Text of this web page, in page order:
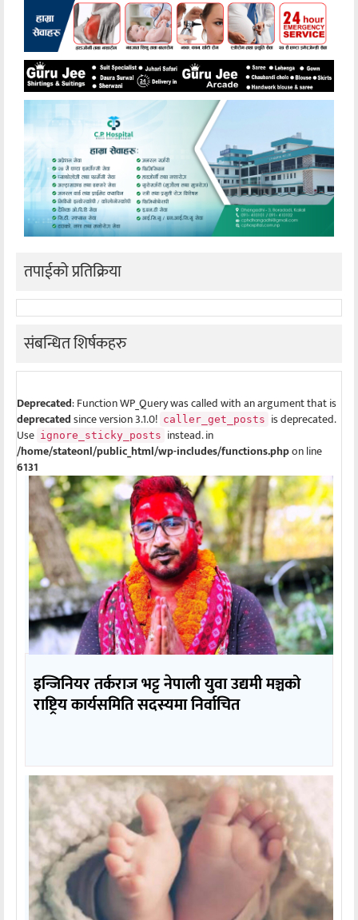
तपाईको प्रतिक्रिया
संबन्धित शिर्षकहरु
Deprecated: Function WP_Query was called with an argument that is
deprecatedsince version 3.1.0! caller_get_posts is deprecated.
Use ignore_sticky_posts instead. in
/home/stateonl/public_html/wp-includes/functions.phpon line
6131
इन्जिनियर तर्कराज भट्ट नेपाली युवा उद्यमी मञ्चको
राष्ट्रिय कार्यसमिति सदस्यमा निर्वाचित